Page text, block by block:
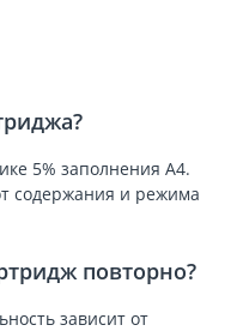
5% заполнения A4.
содержания и режима
повторно?
зависит от